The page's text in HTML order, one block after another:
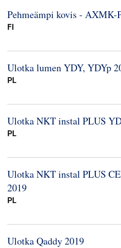
Presse og
NKT ved første øyekast
Bærekraft
Pehmeämpi kovis -​ AXMK-​
FI
Ulotka lumen YDY, YDYp
PL
Ulotka NKT instal PLUS
PL
Ulotka NKT instal PLUS
2019
PL
Ulotka Qaddy 2019